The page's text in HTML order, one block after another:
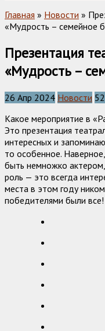
Главная » Новости »
«Мудрость – семейное
Презентация
«Мудрость –
26 Апр 2024 Новости
Какое мероприятие в
Это презентация
интересных и
то особенное.
быть немножко
роль — это всегда
места в этом году
победителями были все!